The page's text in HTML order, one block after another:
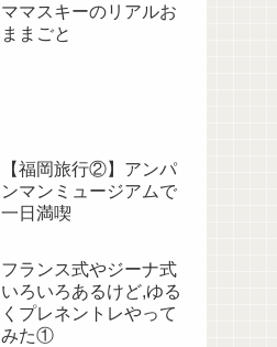
ママスキーのリアルお
ままごと
【福岡旅行②】アンパ
ンマンミュージアムで
一日満喫
フランス式やジーナ式
いろいろあるけど,ゆる
くプレネントレやって
みた①